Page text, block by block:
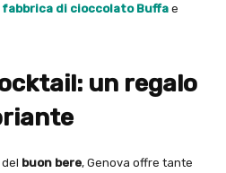
fabbrica di cioccolato Buffa e
un regalo
buon bere, Genova offre tante